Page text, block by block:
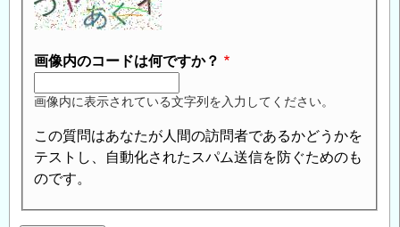
画像内のコードは何ですか？
画像内に表示されている文字列を入力してください。
この質問はあなたが人間の訪問者であるかどうかを
テストし、自動化されたスパム送信を防ぐためのも
のです。